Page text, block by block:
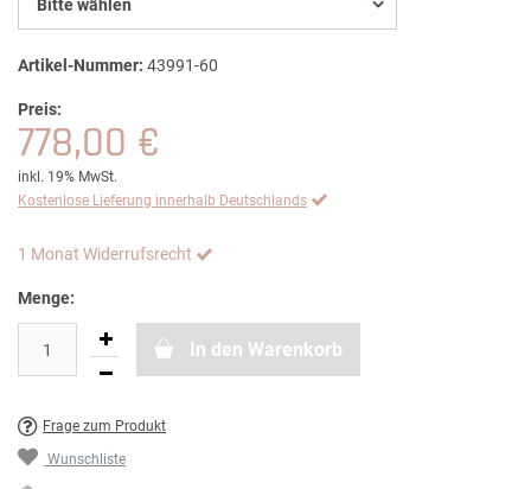
Bitte wählen
Artikel-Nummer: 43991-60
Preis:
778,00 €
inkl. 19% MwSt.
Kostenlose Lieferung innerhalb Deutschlands
1 Monat Widerrufsrecht
Menge:
In den Warenkorb
Frage zum Produkt
Wunschliste